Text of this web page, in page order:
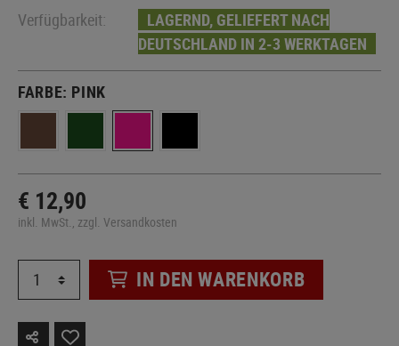
Verfügbarkeit:
LAGERND, GELIEFERT NACH
DEUTSCHLAND IN 2-3 WERKTAGEN
FARBE: PINK
€ 12,90
inkl. MwSt., zzgl. Versandkosten
IN DEN WARENKORB